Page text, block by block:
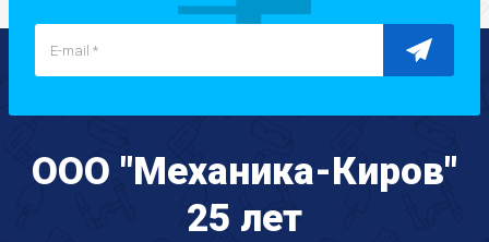
ООО "Механика-Киров"
25 лет